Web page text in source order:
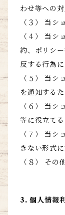
わせ等への
（３） 当シ
（４） 当シ
約、ポリシ
反する行為
（５） 当シ
を通知するた
（６） 当シ
等に役立て
（７） 当シ
きない形式
（８） その
3. 個人情報